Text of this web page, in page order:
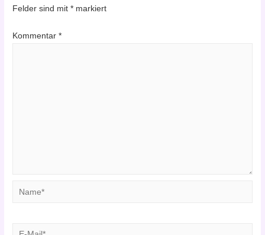
Felder sind mit* markiert
Kommentar*
Name*
E-